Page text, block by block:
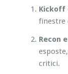
Kickoff
finestre
Recon
critici.